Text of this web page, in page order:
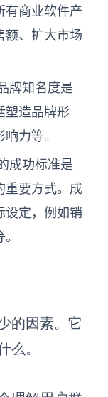
有商业软件产
额、扩大市场
牌知名度是
塑造品牌形
力等。
成功标准是
重要方式。成
设定，例如销
的因素。它
么。